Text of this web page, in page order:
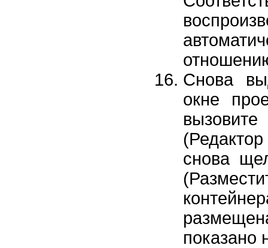
Снова
окне
снова
показано